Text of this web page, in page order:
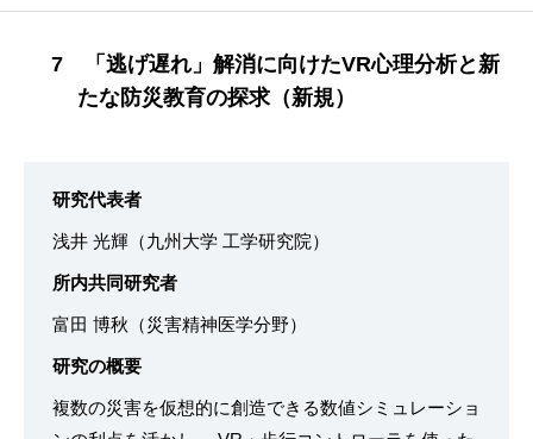
7 「逃げ遅れ」解消に向けたVR心理分析と新
たな防災教育の探求（新規）
研究代表者
浅井 光輝（九州大学 工学研究院）
所内共同研究者
富田 博秋（災害精神医学分野）
研究の概要
複数の災害を仮想的に創造できる数値シミュレーショ